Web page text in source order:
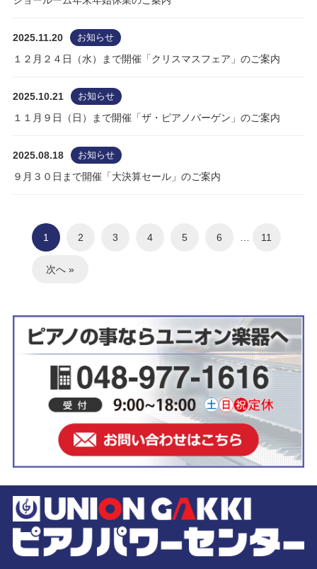
2025.11.20 お知らせ
１２月２４日（水）まで開催「クリスマスフェア」のご案内
2025.10.21 お知らせ
１１月９日（日）まで開催「ザ・ピアノバーゲン」のご案内
2025.08.18 お知らせ
９月３０日まで開催「大決算セール」のご案内
1 2 3 4 5 6 … 11
次へ »